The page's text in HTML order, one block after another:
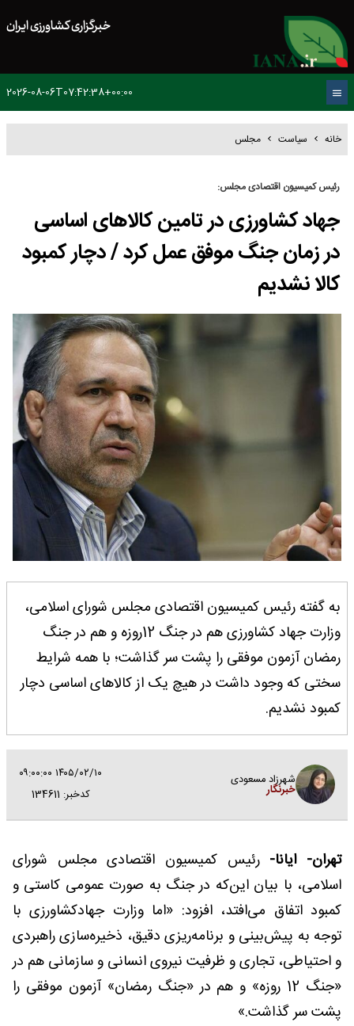
خبرگزاری کشاورزی ایران
2026-08-06T07:42:38+00:00
خانه سیاست مجلس
رئیس کمیسیون اقتصادی مجلس:
جهاد کشاورزی در تامین کالاهای اساسی
در زمان جنگ موفق عمل کرد / دچار کمبود
کالا نشدیم
به گفته رئیس کمیسیون اقتصادی مجلس شورای اسلامی،
وزارت جهاد کشاورزی هم در جنگ 12روزه و هم در جنگ
رمضان آزمون موفقی را پشت سر گذاشت؛ با همه شرایط
سختی که وجود داشت در هیچ یک از کالاهای اساسی دچار
کمبود نشدیم.
شهرزاد مسعودی
خبرنگار
۱۴۰۵/۰۲/۱۰ ۰۹:۰۰:۰۰
کدخبر: 134611
تهران- ایانا- رئیس کمیسیون اقتصادی مجلس شورای
اسلامی، با بیان این‌که در جنگ به صورت عمومی کاستی و
کمبود اتفاق می‌افتد، افزود: «اما وزارت جهادکشاورزی با
توجه به پیش‌بینی و برنامه‌ریزی دقیق، ذخیره‌سازی راهبردی
و احتیاطی، تجاری و ظرفیت نیروی انسانی و سازمانی هم در
«جنگ 12 روزه» و هم در «جنگ رمضان» آزمون موفقی را
پشت سر گذاشت.» ‌